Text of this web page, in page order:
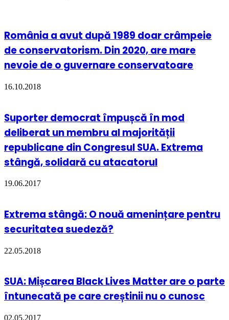
România a avut după 1989 doar crâmpeie
de conservatorism. Din 2020, are mare
nevoie de o guvernare conservatoare
16.10.2018
Suporter democrat împușcă în mod
deliberat un membru al majorității
republicane din Congresul SUA. Extrema
stângă, solidară cu atacatorul
19.06.2017
Extrema stângă: O nouă amenințare pentru
securitatea suedeză?
22.05.2018
SUA: Mișcarea Black Lives Matter are o parte
întunecată pe care creștinii nu o cunosc
02.05.2017